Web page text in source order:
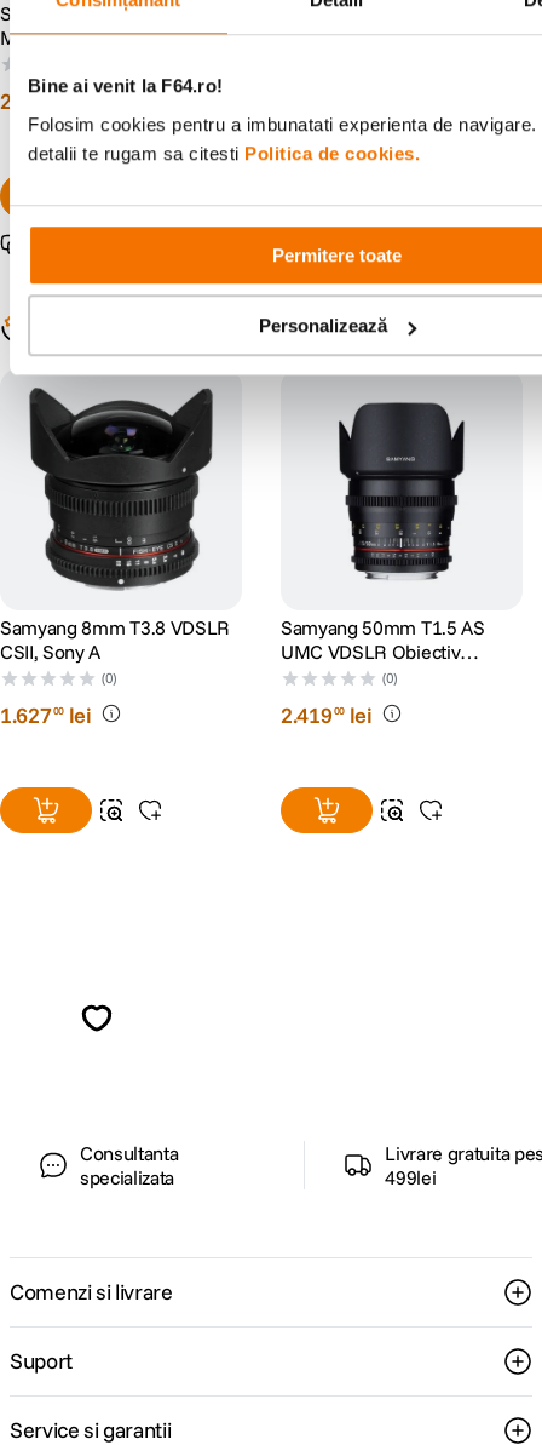
Bine ai venit la F64.ro!
Folosim cookies pentru a imbunatati experienta de navigare.
detalii te rugam sa citesti Politica de cookies.
Permitere toate
Personalizează
Samyang 85mm T1.5 VDSLR
MK2 Montura Canon RF
2 299 00 lei
Resigilat: Samyang 85mm
T1.5 Sony VDSLR - Cine
Preț anterior:1.68483 lei
Populare în aceeași categorie
Samyang 8mm T3.8 VDSLR
CSII, Sony A
(0)
1.62700 lei
Samyang 50mm T1.5 AS
UMC VDSLR Obiectiv
Cinematic Sony A
(0)
2.41900 lei
Consultanta
specializata
Livrare gratuita
499lei
Comenzi si livrare
Suport
Service si garantii